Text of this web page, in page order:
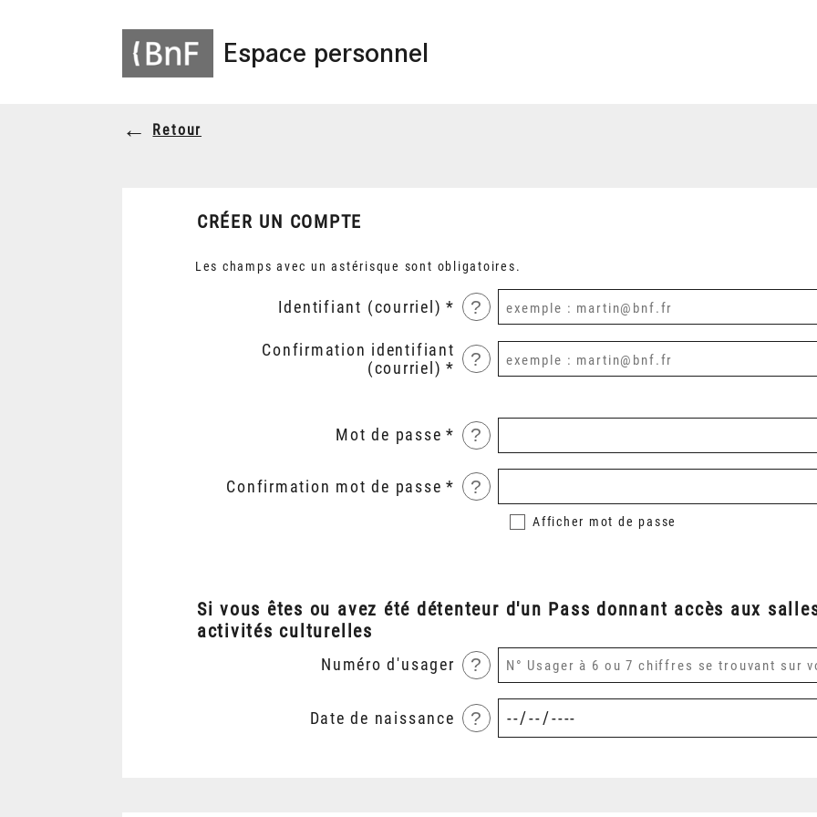
Espace personnel
Retour
CRÉER UN COMPTE
Les champs avec un astérisque sont obligatoires.
Identifiant (courriel) ?
Confirmation identifiant
(courriel)
?
Mot de passe ?
Confirmation mot de passe ?
Afficher mot de passe
Si vous êtes ou avez été détenteur d'un Pass donnant accès aux
activités culturelles
Numéro d'usager ?
Date de naissance ?